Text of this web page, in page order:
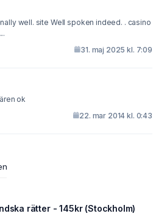
well. site Well spoken indeed. . casino
31. maj 2025 kl. 7:09
ok
22. mar 2014 kl. 0:43
rätter - 145kr (Stockholm)